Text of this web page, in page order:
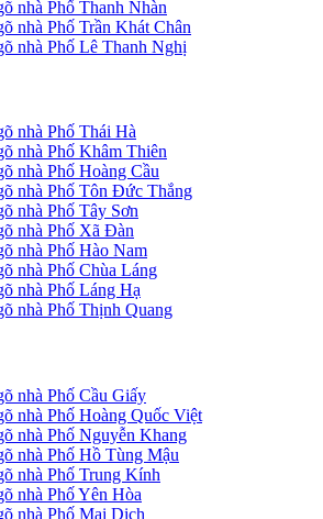
nhà Phố Thanh Nhàn
nhà Phố Trần Khát Chân
nhà Phố Lê Thanh Nghị
nhà Phố Thái Hà
nhà Phố Khâm Thiên
nhà Phố Hoàng Cầu
nhà Phố Tôn Đức Thắng
nhà Phố Tây Sơn
nhà Phố Xã Đàn
nhà Phố Hào Nam
nhà Phố Chùa Láng
nhà Phố Láng Hạ
nhà Phố Thịnh Quang
nhà Phố Cầu Giấy
nhà Phố Hoàng Quốc Việt
nhà Phố Nguyễn Khang
nhà Phố Hồ Tùng Mậu
nhà Phố Trung Kính
nhà Phố Yên Hòa
nhà Phố Mai Dịch